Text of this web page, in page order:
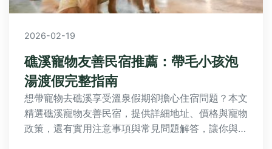
2026-02-19
礁溪寵物友善民宿推薦：帶毛小孩泡
湯渡假完整指南
想帶寵物去礁溪享受溫泉假期卻擔心住宿問題？本文
精選礁溪寵物友善民宿，提供詳細地址、價格與寵物
政策，還有實用注意事項與常見問題解答，讓你與毛